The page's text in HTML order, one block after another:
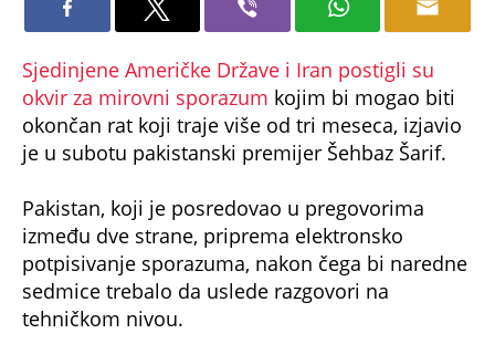
Sjedinjene Američke Države i Iran postigli su
okvir za mirovni sporazum kojim bi mogao biti
okončan rat koji traje više od tri meseca, izjavio
je u subotu pakistanski premijer Šehbaz Šarif.
Pakistan, koji je posredovao u pregovorima
između dve strane, priprema elektronsko
potpisivanje sporazuma, nakon čega bi naredne
sedmice trebalo da uslede razgovori na
tehničkom nivou.